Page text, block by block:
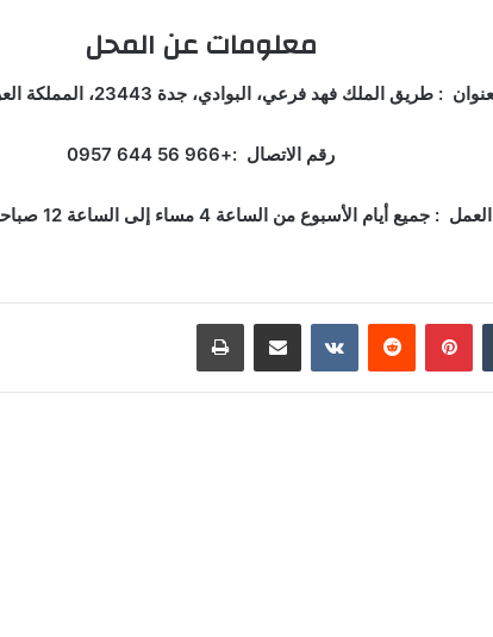
معلومات عن المحل
: طريق الملك فهد فرعي، البوادي، جدة 23443، المملكة العربية السعودية.
رقم الاتصال :+966 56 644 0957
جميع أيام الأسبوع من الساعة 4 مساء إلى الساعة 12 صباحا بعد منتصف الليل.
بينتيريست مشاركة عبر البريد طباعة